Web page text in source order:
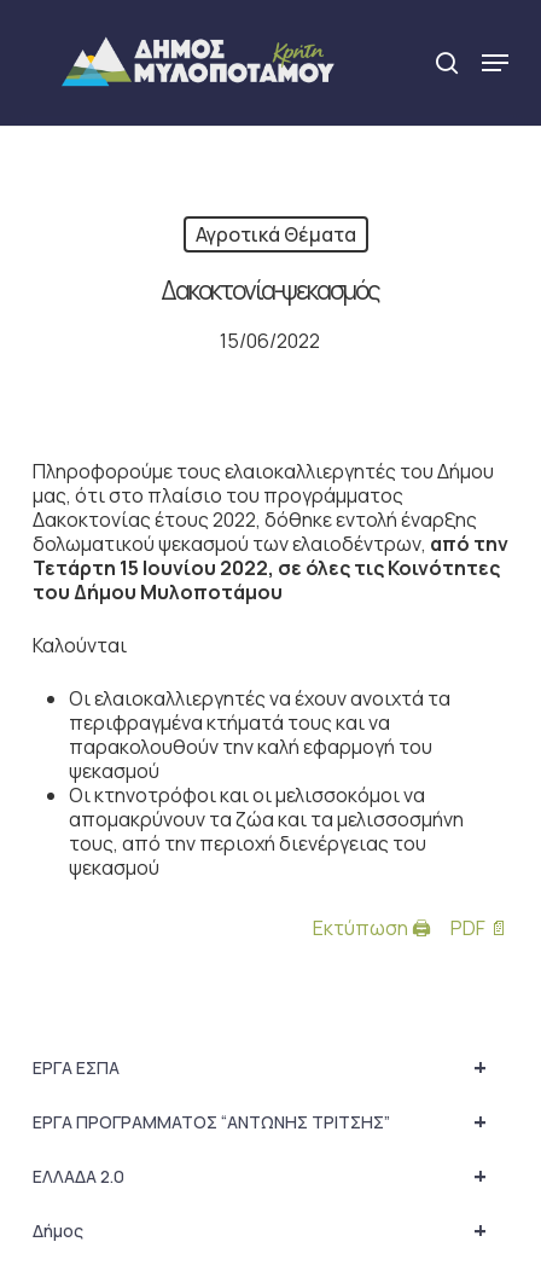
content
search
Menu
Αγροτικά Θέματα
Δακοκτονία-ψεκασμός
15/06/2022
Πληροφορούμε τους ελαιοκαλλιεργητές του Δήμου
μας, ότι στο πλαίσιο του προγράμματος
Δακοκτονίας έτους 2022, δόθηκε εντολή έναρξης
δολωματικού ψεκασμού των ελαιοδέντρων, από την
Τετάρτη 15 Ιουνίου 2022, σε όλες τις Κοινότητες
του Δήμου Μυλοποτάμου
Καλούνται
Οι ελαιοκαλλιεργητές να έχουν ανοιχτά τα
περιφραγμένα κτήματά τους και να
παρακολουθούν την καλή εφαρμογή του
ψεκασμού
Οι κτηνοτρόφοι και οι μελισσοκόμοι να
απομακρύνουν τα ζώα και τα μελισσοσμήνη
τους, από την περιοχή διενέργειας του
ψεκασμού
Εκτύπωση 🖨 PDF 📄
+
ΕΡΓΑ ΕΣΠΑ
+
ΕΡΓΑ ΠΡΟΓΡΑΜΜΑΤΟΣ “ΑΝΤΩΝΗΣ ΤΡΙΤΣΗΣ”
+
ΕΛΛΑΔΑ 2.0
+
Δήμος
Close